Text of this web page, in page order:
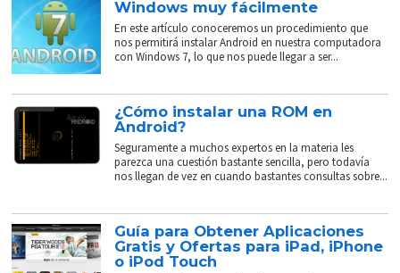
Windows muy fácilmente
En este artículo conoceremos un procedimiento que
nos permitirá instalar Android en nuestra computadora
con Windows 7, lo que nos puede llegar a ser...
¿Cómo instalar una ROM en
Android?
Seguramente a muchos expertos en la materia les
parezca una cuestión bastante sencilla, pero todavía
nos llegan de vez en cuando bastantes consultas sobre...
Guía para Obtener Aplicaciones
Gratis y Ofertas para iPad, iPhone
o iPod Touch